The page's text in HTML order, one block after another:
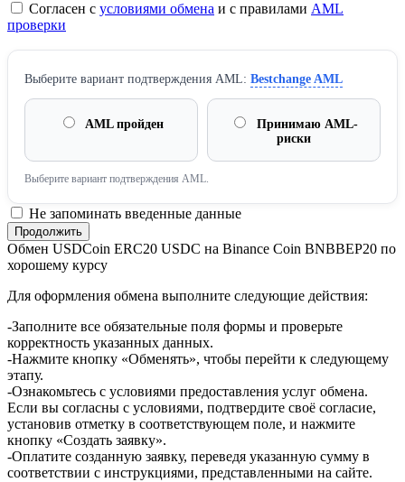
Согласен с условиями обмена и с правилами AML
проверки
Выберите вариант подтверждения AML: Bestchange AML
AML пройден
Принимаю AML-
риски
Выберите вариант подтверждения AML.
Не запоминать введенные данные
Обмен USDCoin ERC20 USDC на Binance Coin BNBBEP20 по
хорошему курсу
Для оформления обмена выполните следующие действия:
-Заполните все обязательные поля формы и проверьте
корректность указанных данных.
-Нажмите кнопку «Обменять», чтобы перейти к следующему
этапу.
-Ознакомьтесь с условиями предоставления услуг обмена.
Если вы согласны с условиями, подтвердите своё согласие,
установив отметку в соответствующем поле, и нажмите
кнопку «Создать заявку».
-Оплатите созданную заявку, переведя указанную сумму в
соответствии с инструкциями, представленными на сайте.